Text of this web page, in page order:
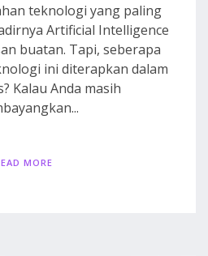
teknologi yang paling
Artificial Intelligence
buatan. Tapi, seberapa
ini diterapkan dalam
Kalau Anda masih
MORE